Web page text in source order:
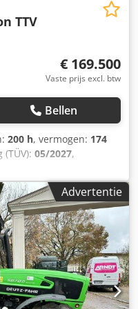
TTV
€ 169.500
Vaste prijs excl. btw
Bellen
200 h, vermogen: 174
05/2027,
fronthef,
* Eerste inschrijving:
uitrusting * DAB
* Airconditioning *
----* LED-
voor en achter --
2e as:
----Voertuignummer:
verkoop voorbehouden
daad terzijde bij alle
Advertentie